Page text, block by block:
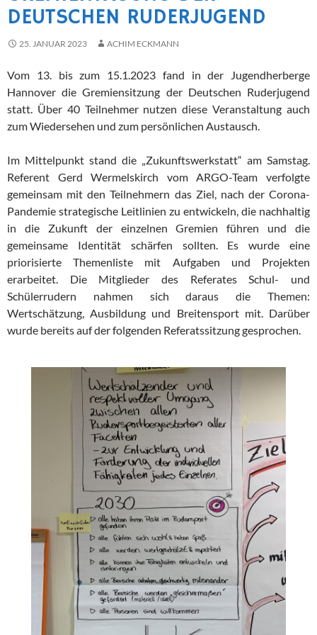
DEUTSCHEN RUDERJUGEND
25. JANUAR 2023 ACHIM ECKMANN
Vom 13. bis zum 15.1.2023 fand in der Jugendherberge
Hannover die Gremiensitzung der Deutschen Ruderjugend
statt. Über 40 Teilnehmer nutzen diese Veranstaltung auch
zum Wiedersehen und zum persönlichen Austausch.
Im Mittelpunkt stand die „Zukunftswerkstatt“ am Samstag.
Referent Gerd Wermelskirch vom ARGO-Team verfolgte
gemeinsam mit den Teilnehmern das Ziel, nach der Corona-
Pandemie strategische Leitlinien zu entwickeln, die nachhaltig
in die Zukunft der einzelnen Gremien führen und die
gemeinsame Identität schärfen sollten. Es wurde eine
priorisierte Themenliste mit Aufgaben und Projekten
erarbeitet. Die Mitglieder des Referates Schul- und
Schülerrudern nahmen sich daraus die Themen:
Wertschätzung, Ausbildung und Breitensport mit. Darüber
wurde bereits auf der folgenden Referatssitzung gesprochen.